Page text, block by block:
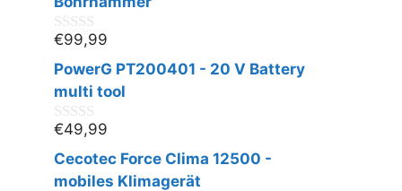
0
v
o
n
€99,99
PowerG PT200401 - 20 V Battery
multi tool
0
v
o
n
€49,99
Cecotec Force Clima 12500 -
mobiles Klimagerät